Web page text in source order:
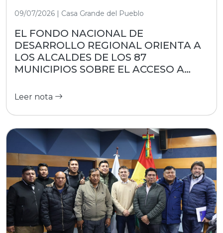
09/07/2026 | Casa Grande del Pueblo
EL FONDO NACIONAL DE
DESARROLLO REGIONAL ORIENTA A
LOS ALCALDES DE LOS 87
MUNICIPIOS SOBRE EL ACCESO A
Leer nota